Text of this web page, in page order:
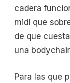
cadera
midi que
de que
una
Para las que